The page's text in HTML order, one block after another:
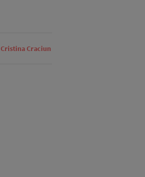
Cristina Craciun